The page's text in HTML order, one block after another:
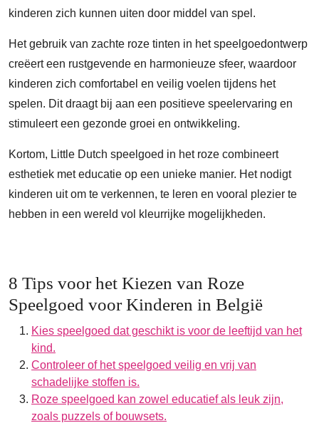
kinderen zich kunnen uiten door middel van spel.
Het gebruik van zachte roze tinten in het speelgoedontwerp
creëert een rustgevende en harmonieuze sfeer, waardoor
kinderen zich comfortabel en veilig voelen tijdens het
spelen. Dit draagt bij aan een positieve speelervaring en
stimuleert een gezonde groei en ontwikkeling.
Kortom, Little Dutch speelgoed in het roze combineert
esthetiek met educatie op een unieke manier. Het nodigt
kinderen uit om te verkennen, te leren en vooral plezier te
hebben in een wereld vol kleurrijke mogelijkheden.
8 Tips voor het Kiezen van Roze
Speelgoed voor Kinderen in België
Kies speelgoed dat geschikt is voor de leeftijd van het
kind.
Controleer of het speelgoed veilig en vrij van
schadelijke stoffen is.
Roze speelgoed kan zowel educatief als leuk zijn,
zoals puzzels of bouwsets.